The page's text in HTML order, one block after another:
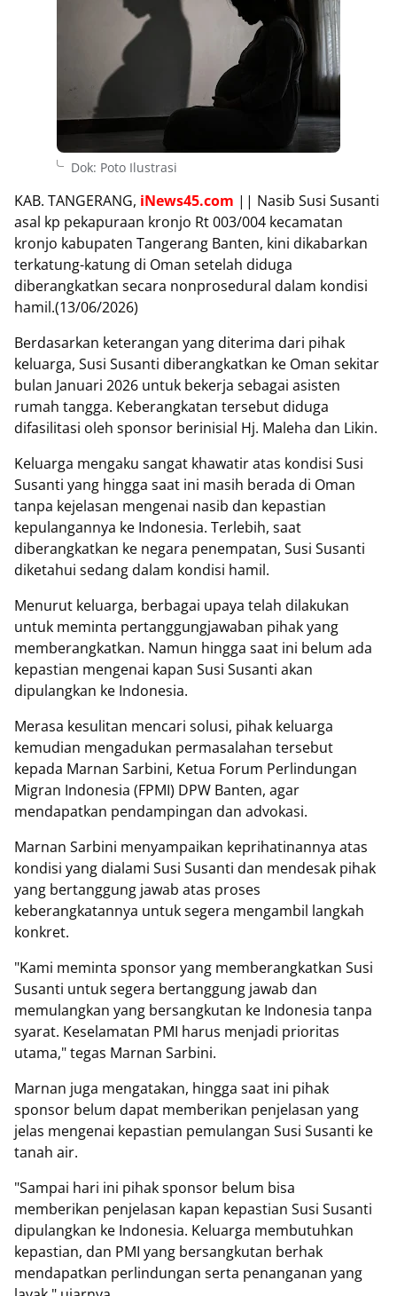
Dok: Poto Ilustrasi
KAB. TANGERANG, iNews45.com || Nasib Susi Susanti
asal kp pekapuraan kronjo Rt 003/004 kecamatan
kronjo kabupaten Tangerang Banten, kini dikabarkan
terkatung-katung di Oman setelah diduga
diberangkatkan secara nonprosedural dalam kondisi
hamil.(13/06/2026)
Berdasarkan keterangan yang diterima dari pihak
keluarga, Susi Susanti diberangkatkan ke Oman sekitar
bulan Januari 2026 untuk bekerja sebagai asisten
rumah tangga. Keberangkatan tersebut diduga
difasilitasi oleh sponsor berinisial Hj. Maleha dan Likin.
Keluarga mengaku sangat khawatir atas kondisi Susi
Susanti yang hingga saat ini masih berada di Oman
tanpa kejelasan mengenai nasib dan kepastian
kepulangannya ke Indonesia. Terlebih, saat
diberangkatkan ke negara penempatan, Susi Susanti
diketahui sedang dalam kondisi hamil.
Menurut keluarga, berbagai upaya telah dilakukan
untuk meminta pertanggungjawaban pihak yang
memberangkatkan. Namun hingga saat ini belum ada
kepastian mengenai kapan Susi Susanti akan
dipulangkan ke Indonesia.
Merasa kesulitan mencari solusi, pihak keluarga
kemudian mengadukan permasalahan tersebut
kepada Marnan Sarbini, Ketua Forum Perlindungan
Migran Indonesia (FPMI) DPW Banten, agar
mendapatkan pendampingan dan advokasi.
Marnan Sarbini menyampaikan keprihatinannya atas
kondisi yang dialami Susi Susanti dan mendesak pihak
yang bertanggung jawab atas proses
keberangkatannya untuk segera mengambil langkah
konkret.
"Kami meminta sponsor yang memberangkatkan Susi
Susanti untuk segera bertanggung jawab dan
memulangkan yang bersangkutan ke Indonesia tanpa
syarat. Keselamatan PMI harus menjadi prioritas
utama," tegas Marnan Sarbini.
Marnan juga mengatakan, hingga saat ini pihak
sponsor belum dapat memberikan penjelasan yang
jelas mengenai kepastian pemulangan Susi Susanti ke
tanah air.
"Sampai hari ini pihak sponsor belum bisa
memberikan penjelasan kapan kepastian Susi Susanti
dipulangkan ke Indonesia. Keluarga membutuhkan
kepastian, dan PMI yang bersangkutan berhak
mendapatkan perlindungan serta penanganan yang